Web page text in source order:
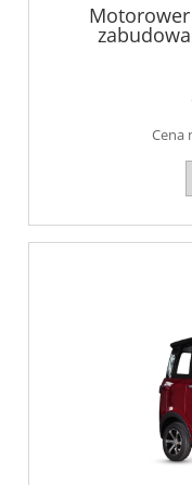
Cena